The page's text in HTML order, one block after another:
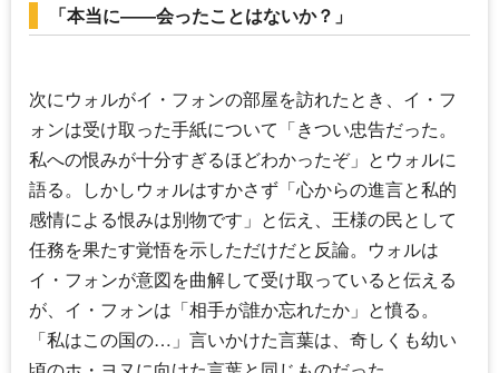
「本当に――会ったことはないか？」
次にウォルがイ・フォンの部屋を訪れたとき、イ・フ
ォンは受け取った手紙について「きつい忠告だった。
私への恨みが十分すぎるほどわかったぞ」とウォルに
語る。しかしウォルはすかさず「心からの進言と私的
感情による恨みは別物です」と伝え、王様の民として
任務を果たす覚悟を示しただけだと反論。ウォルは
イ・フォンが意図を曲解して受け取っていると伝える
が、イ・フォンは「相手が誰か忘れたか」と憤る。
「私はこの国の…」言いかけた言葉は、奇しくも幼い